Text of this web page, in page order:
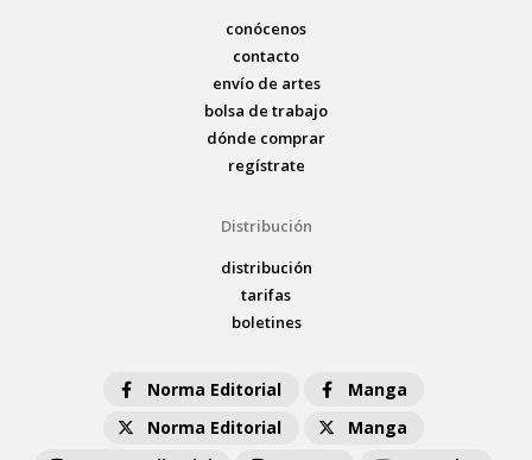
conócenos
contacto
envío de artes
bolsa de trabajo
dónde comprar
regístrate
Distribución
distribución
tarifas
boletines
Norma Editorial
Manga
Norma Editorial
Manga